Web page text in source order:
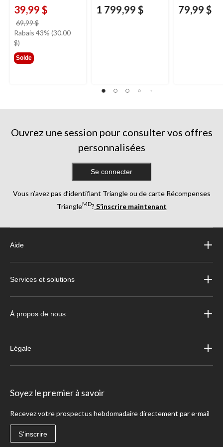
39,99 $
69,99 $
était
Rabais 43% (30.00
$)
Solde
1 799,99 $ 79,99 $
Ouvrez une session pour consulter vos offres
personnalisées
Se connecter
Vous n’avez pas d’identifiant Triangle ou de carte Récompenses
TriangleMD? S’inscrire maintenant
Aide
Services et solutions
À propos de nous
Légale
Soyez le premier à savoir
Recevez votre prospectus hebdomadaire directement par e-mail
S'inscrire